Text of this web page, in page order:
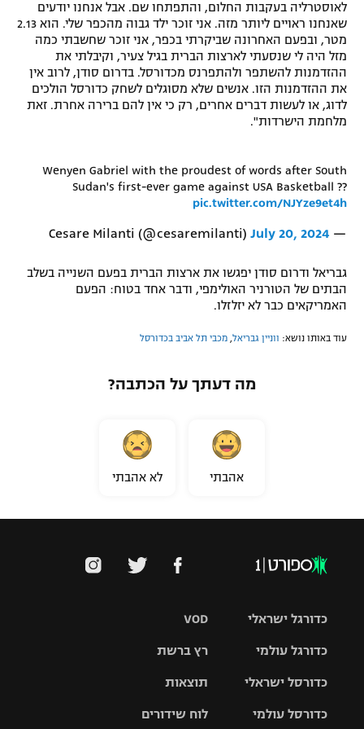
לאוסטרליה בעקבות החלום, והתפתחו שם. אבל אנחנו יודעים
שאנחנו ראויים ליותר מזה. אני זוכר ילד גבוה מהכפר שלי. הוא 2.13
מטר, ובפעם האחרונה שביקרתי בכפר, אני זוכר שחשבתי כמה
מזל היה לי שנסעתי לארצות הברית בגיל צעיר, וקיבלתי את
ההזדמנות להשתפר ולהתפרנס מכדורסל. בדרום סודן, לרוב אין
את ההזדמנות הזו. אנשים שלא מסוגלים לשחק כדורסל הולכים
לדוג, או לעשות דברים אחרים, רק כי אין להם ברירה אחרת. זאת
מלחמת הישרדות".
Wenyen Gabriel with the proudest of words after South
Sudan's first-ever game against USA Basketball ??
pic.twitter.com/NJYze9et4h
— Cesare Milanti (@cesaremilanti)
July 20, 2024
גבריאל ודרום סודן יפגשו את ארצות הברית בפעם השנייה בשלב
הבתים של הטורניר האולימפי, ודבר אחד בטוח: הפעם
האמריקאים כבר לא יזלזלו.
עוד באותו נושא: ווניין גבריאל, מכבי תל אביב בכדורסל
מה דעתך על הכתבה?
אהבתי לא אהבתי
VOD
רץ ברשת
תוצאות
לוח שידורים
כדורגל ישראלי
כדורגל עולמי
האלופות
כדורסל ישראלי
כדורסל עולמי